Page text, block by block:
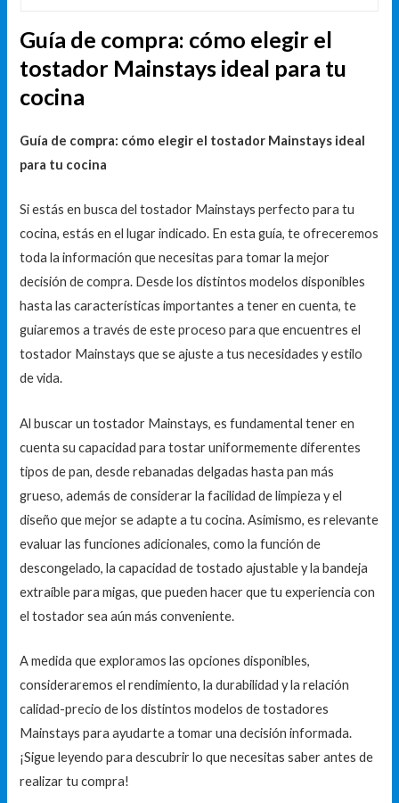
Guía de compra: cómo elegir el
tostador Mainstays ideal para tu
cocina
Guía de compra: cómo elegir el tostador Mainstays ideal
para tu cocina
Si estás en busca del tostador Mainstays perfecto para tu
cocina, estás en el lugar indicado. En esta guía, te ofreceremos
toda la información que necesitas para tomar la mejor
decisión de compra. Desde los distintos modelos disponibles
hasta las características importantes a tener en cuenta, te
guiaremos a través de este proceso para que encuentres el
tostador Mainstays que se ajuste a tus necesidades y estilo
de vida.
Al buscar un tostador Mainstays, es fundamental tener en
cuenta su capacidad para tostar uniformemente diferentes
tipos de pan, desde rebanadas delgadas hasta pan más
grueso, además de considerar la facilidad de limpieza y el
diseño que mejor se adapte a tu cocina. Asimismo, es relevante
evaluar las funciones adicionales, como la función de
descongelado, la capacidad de tostado ajustable y la bandeja
extraíble para migas, que pueden hacer que tu experiencia con
el tostador sea aún más conveniente.
A medida que exploramos las opciones disponibles,
consideraremos el rendimiento, la durabilidad y la relación
calidad-precio de los distintos modelos de tostadores
Mainstays para ayudarte a tomar una decisión informada.
¡Sigue leyendo para descubrir lo que necesitas saber antes de
realizar tu compra!